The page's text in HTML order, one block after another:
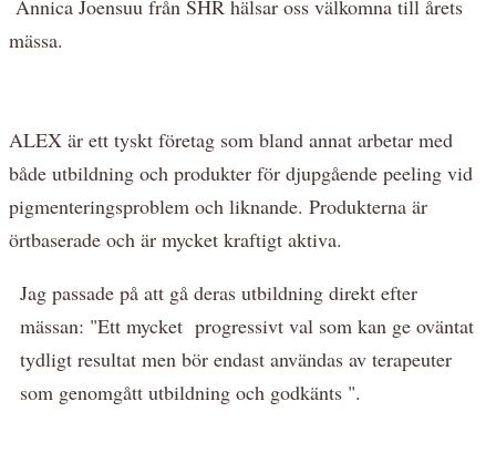
Annica Joensuu från SHR hälsar oss välkomna till årets
mässa.
ALEX är ett tyskt företag som bland annat arbetar med
både utbildning och produkter för djupgående peeling vid
pigmenteringsproblem och liknande. Produkterna är
örtbaserade och är mycket kraftigt aktiva.
Jag passade på att gå deras utbildning direkt efter
mässan: "Ett mycket progressivt val som kan ge oväntat
tydligt resultat men bör endast användas av terapeuter
som genomgått utbildning och godkänts ".